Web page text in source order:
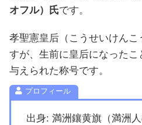
オフル）氏です。
孝聖憲皇后（こうせいけんこ
すが、生前に皇后になった
与えられた称号です。
出身: 満洲鑲黄旗（満洲人